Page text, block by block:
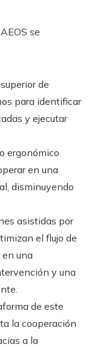
se
de
para identificar
y ejecutar
ergonómico
en una
disminuyendo
asistidas por
el flujo de
en una
y una
de este
la cooperación
a la